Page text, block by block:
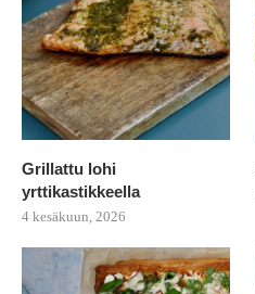
Grillattu lohi
yrttikastikkeella
4 kesäkuun, 2026